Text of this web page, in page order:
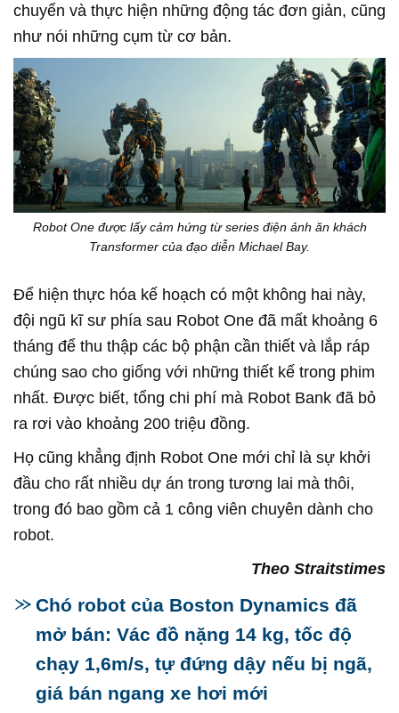
chuyển và thực hiện những động tác đơn giản, cũng
như nói những cụm từ cơ bản.
Robot One được lấy cảm hứng từ series điện ảnh ăn khách
Transformer của đạo diễn Michael Bay.
Để hiện thực hóa kế hoạch có một không hai này,
đội ngũ kĩ sư phía sau Robot One đã mất khoảng 6
tháng để thu thập các bộ phận cần thiết và lắp ráp
chúng sao cho giống với những thiết kế trong phim
nhất. Được biết, tổng chi phí mà Robot Bank đã bỏ
ra rơi vào khoảng 200 triệu đồng.
Họ cũng khẳng định Robot One mới chỉ là sự khởi
đầu cho rất nhiều dự án trong tương lai mà thôi,
trong đó bao gồm cả 1 công viên chuyên dành cho
robot.
Theo Straitstimes
Chó robot của Boston Dynamics đã
mở bán: Vác đồ nặng 14 kg, tốc độ
chạy 1,6m/s, tự đứng dậy nếu bị ngã,
giá bán ngang xe hơi mới